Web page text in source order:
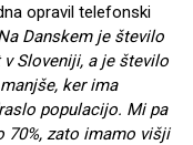
opravil telefonski
Danskem je število
Sloveniji, a je število
ker ima
populacijo. Mi pa
zato imamo višji